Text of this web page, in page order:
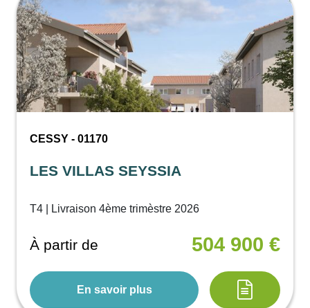
CESSY - 01170
LES VILLAS SEYSSIA
T4 | Livraison 4ème trimèstre 2026
À partir de 504 900 €
En savoir plus